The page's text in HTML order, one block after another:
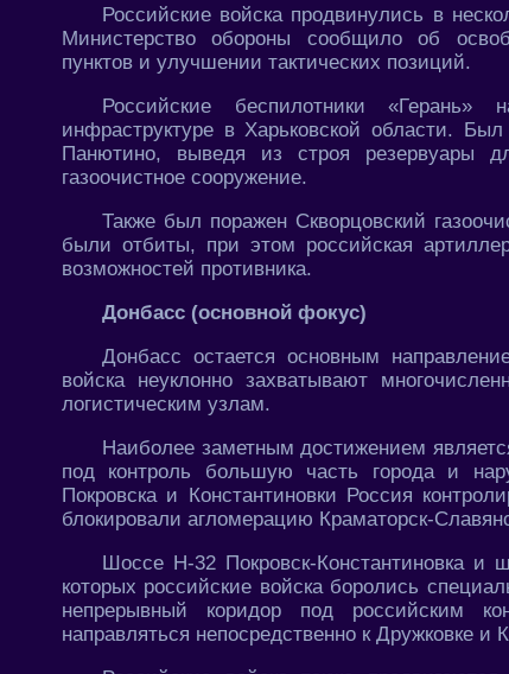
Российские войска продвинулись в
Министерство обороны сообщило об
пунктов и улучшении тактических позиций.
Российские беспилотники
инфраструктуре в Харьковской области.
Панютино, выведя из строя резервуары
газоочистное сооружение.
Также был поражен Скворцовский
были отбиты, при этом российская
возможностей противника.
Донбасс (основной фокус)
Донбасс остается основным
войска неуклонно захватывают
логистическим узлам.
Наиболее заметным достижением
под контроль большую часть города и
Покровска и Константиновки Россия
блокировали агломерацию Краматорск-
Шоссе H-32 Покровск-Константиновка и
которых российские войска боролись
непрерывный коридор под российским
направляться непосредственно к Дружковке